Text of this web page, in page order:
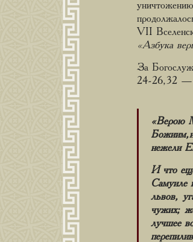
VII
«Азбука
За
24-26, 32 —
«Верою
Божиим,
нежели
И что
Самуиле
львов,
чужих;
лучшее